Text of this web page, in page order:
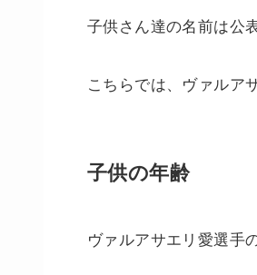
子供さん達の名前は公
こちらでは、ヴァルア
子供の年齢
ヴァルアサエリ愛選手